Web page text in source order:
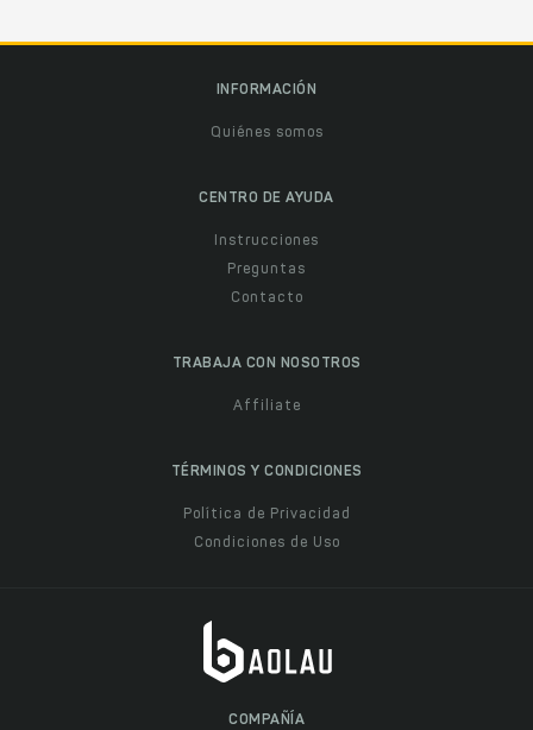
INFORMACIÓN
Quiénes somos
CENTRO DE AYUDA
Instrucciones
Preguntas
Contacto
TRABAJA CON NOSOTROS
Affiliate
TÉRMINOS Y CONDICIONES
Política de Privacidad
Condiciones de Uso
COMPAÑÍA